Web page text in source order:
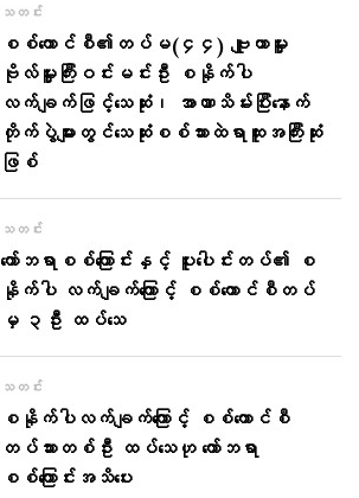
သတင်း
စစ်ကောင်စီ၏တပ်မ(၄၄) ဗျူဟာမှူး
ဗိုလ်မှူးကြီးဝင်းမင်းဦး စနိုက်ပါ
လက်ချက်ဖြင့်သေဆုံး၊ အာဏာသိမ်းပြီးနောက်
တိုက်ပွဲများတွင်သေဆုံးစစ်သားထဲရာထူးအကြီးဆုံး
ဖြစ်
သတင်း
ကော်ဘရာစစ်ကြောင်းနှင့် ပူးပေါင်းတပ်၏ စ
နိုက်ပါ လက်ချက်ကြောင့် စစ်ကောင်စီတပ်
မှ ၃ဦး ထပ်သေ
သတင်း
စနိုက်ပါလက်ချက်ကြောင့် စစ်ကောင်စီ
တပ်သားတစ်ဦး ထပ်သေဟု ကော်ဘရာ
စစ်ကြောင်းအသိပေး